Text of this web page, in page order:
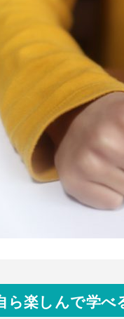
ら楽しんで学べ